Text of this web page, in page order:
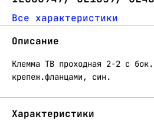
Все характеристики
Описание
Клемма TB проходная 2-2 с
крепеж.фланцами, син.
Характеристики